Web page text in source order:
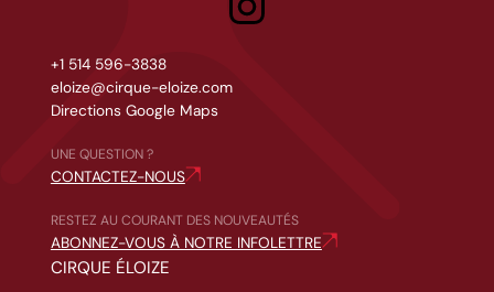
+1 514 596-3838
eloize@cirque-eloize.com
Directions Google Maps
UNE QUESTION ?
CONTACTEZ-NOUS
RESTEZ AU COURANT DES NOUVEAUTÉS
ABONNEZ-VOUS À NOTRE INFOLETTRE
CIRQUE ÉLOIZE